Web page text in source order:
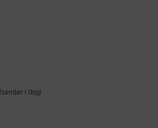
i dag!